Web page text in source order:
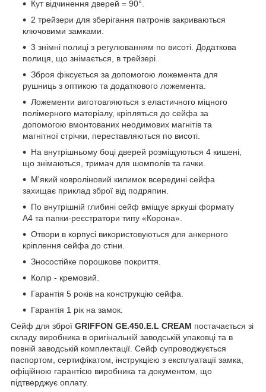
Кут відчинення дверей = 90°.
2 трейзери для зберігання патронів закриваються
ключовими замками.
3 знімні полиці з регулюванням по висоті. Додаткова
полиця, що знімається, в трейзері.
Зброя фіксується за допомогою ложемента для
рушниць з оптикою та додаткового ложемента.
Ложементи виготовляються з еластичного міцного
полімерного матеріалу, кріпляться до сейфа за
допомогою вмонтованих неодимових магнітів та
магнітної стрічки, переставляються по висоті.
На внутрішньому боці дверей розміщуються 4 кишені,
що знімаються, тримач для шомполів та гачки.
М'який ковроліновий килимок всередині сейфа
захищає приклад зброї від подряпин.
По внутрішній глибині сейф вміщує аркуші формату
А4 та папки-реєстратори типу «Корона».
Отвори в корпусі використовуються для анкерного
кріплення сейфа до стіни.
Зносостійке порошкове покриття.
Колір - кремовий.
Гарантія 5 років на конструкцію сейфа.
Гарантія 1 рік на замок.
Сейф для зброї GRIFFON GE.450.E.L CREAM постачається зі
складу виробника в оригінальній заводській упаковці та в
повній заводській комплектації. Сейф супроводжується
паспортом, сертифікатом, інструкцією з експлуатації замка,
офіційною гарантією виробника та документом, що
підтверджує оплату.